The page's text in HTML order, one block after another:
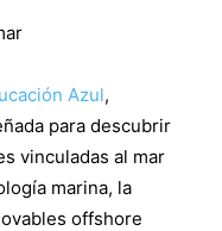
Azul,
para descubrir
vinculadas al mar
marina, la
offshore